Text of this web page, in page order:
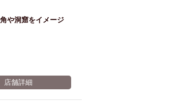
おでん
造形集団
や洞窟をイメージ
店舗詳細